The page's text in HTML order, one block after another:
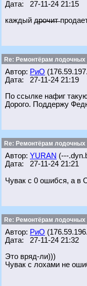
Дата: 27-11-24 21:15
каждый д̶р̶о̶ч̶и̶т̶
Re: Ремонтёрам лодочных
Автор: РиО
Дата: 27-11-24 21:19
По ссылке нафиг такую
Дорого. Поддержу
Re: Ремонтёрам лодочных
Автор: YURAN (---
Дата: 27-11-24 21:21
Чувак с 0 ошибся, а в
Re: Ремонтёрам лодочных
Автор: РиО
Дата: 27-11-24 21:32
Это вряд-ли)))
Чувак с лохами не